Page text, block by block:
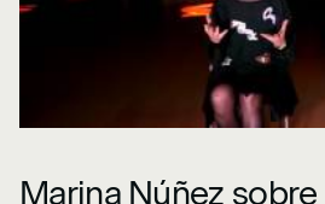
Marina Núñez sobre